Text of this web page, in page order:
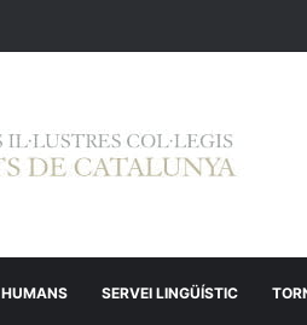
SERVEI LINGÜÍSTIC